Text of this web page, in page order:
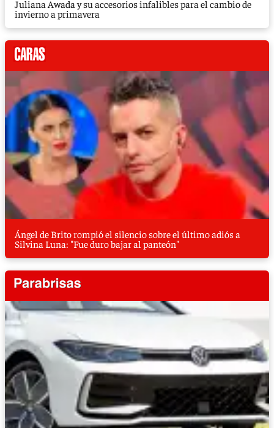
Juliana Awada y su accesorios infalibles para el cambio de
invierno a primavera
Ángel de Brito rompió el silencio sobre el último adiós a
Silvina Luna: "Fue duro bajar al panteón"